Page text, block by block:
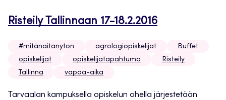
Risteily Tallinnaan 17-18.2.2016
#mitänäitänyton agrologiopiskelijat
Buffet
opiskelijat
opiskelijatapahtuma
Risteily
Tallinna
vapaa-aika
Tarvaalan kampuksella opiskelun ohella järjestetään